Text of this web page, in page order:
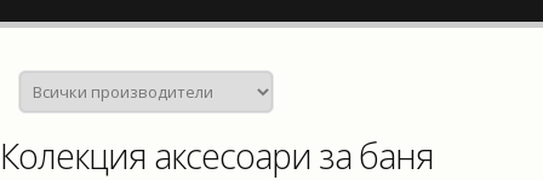
Колекция аксесоари за баня